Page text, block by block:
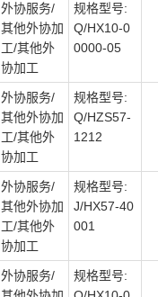
外协服务/
其他外协加
工/其他外
协加工
规格型号:
Q/HX10-0
0000-05
外协服务/
其他外协加
工/其他外
协加工
规格型号:
Q/HZS57-
1212
外协服务/
其他外协加
工/其他外
协加工
规格型号:
J/HX57-40
001
外协服务/
规格型号: